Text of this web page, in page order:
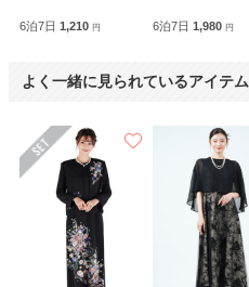
6泊7日 1,210 円 6泊7日1,980円
よく一緒に見られているアイテム